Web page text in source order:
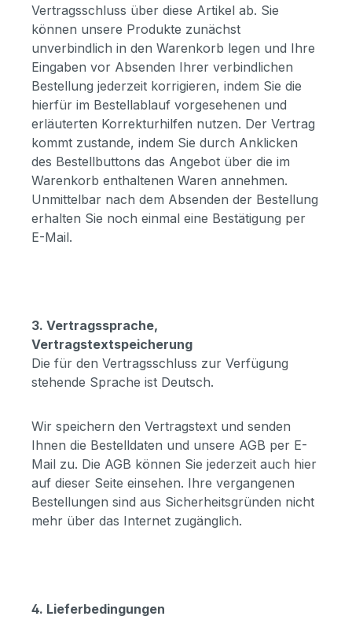
Vertragsschluss über diese Artikel ab. Sie
können unsere Produkte zunächst
unverbindlich in den Warenkorb legen und Ihre
Eingaben vor Absenden Ihrer verbindlichen
Bestellung jederzeit korrigieren, indem Sie die
hierfür im Bestellablauf vorgesehenen und
erläuterten Korrekturhilfen nutzen. Der Vertrag
kommt zustande, indem Sie durch Anklicken
des Bestellbuttons das Angebot über die im
Warenkorb enthaltenen Waren annehmen.
Unmittelbar nach dem Absenden der Bestellung
erhalten Sie noch einmal eine Bestätigung per
E-Mail.
3. Vertragssprache,
Vertragstextspeicherung
Die für den Vertragsschluss zur Verfügung
stehende Sprache ist Deutsch.
Wir speichern den Vertragstext und senden
Ihnen die Bestelldaten und unsere AGB per E-
Mail zu. Die AGB können Sie jederzeit auch hier
auf dieser Seite einsehen. Ihre vergangenen
Bestellungen sind aus Sicherheitsgründen nicht
mehr über das Internet zugänglich.
4. Lieferbedingungen